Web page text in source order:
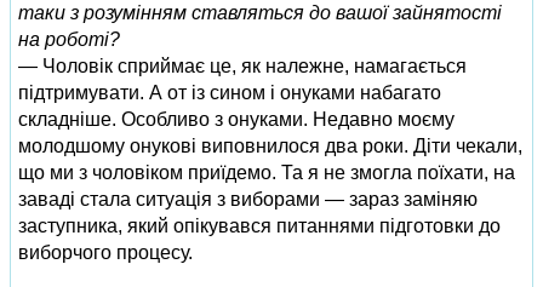
таки з розумінням ставляться до вашої зайнятості
на роботі?
— Чоловік сприймає це, як належне, намагається
підтримувати. А от із сином і онуками набагато
складніше. Особливо з онуками. Недавно моєму
молодшому онукові виповнилося два роки. Діти чекали,
що ми з чоловіком приїдемо. Та я не змогла поїхати, на
заваді стала ситуація з виборами — зараз заміняю
заступника, який опікувався питаннями підготовки до
виборчого процесу.